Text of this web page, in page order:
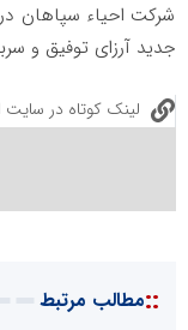
شرکت احیاء سپاهان
جدید آرزای توفیق و
لینک کوتاه در
::مطالب مرتبط